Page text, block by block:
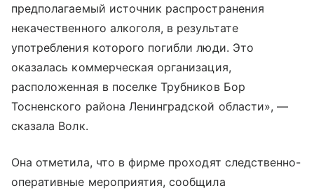
предполагаемый источник распространения
некачественного алкоголя, в результате
употребления которого погибли люди. Это
оказалась коммерческая организация,
расположенная в поселке Трубников Бор
Тосненского района Ленинградской области», —
сказала Волк.
Она отметила, что в фирме проходят следственно-
оперативные мероприятия, сообщила